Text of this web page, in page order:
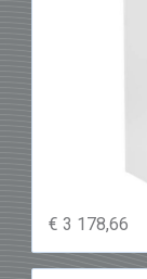
€ 3 178,66